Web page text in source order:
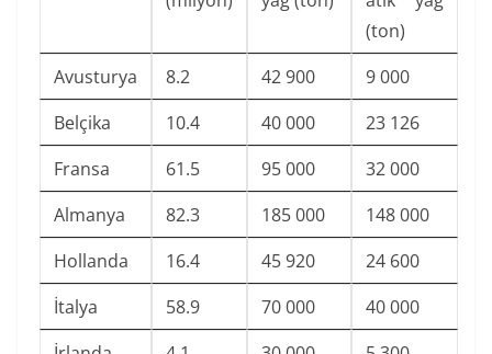
(ton)
Avusturya
8.2 42 900
9 000
Belçika
10.4 40 000
23 126
Fransa
61.5 95 000
32 000
Almanya
82.3 185 000
148 000
Hollanda
16.4 45 920
24 600
İtalya
58.9 70 000
40 000